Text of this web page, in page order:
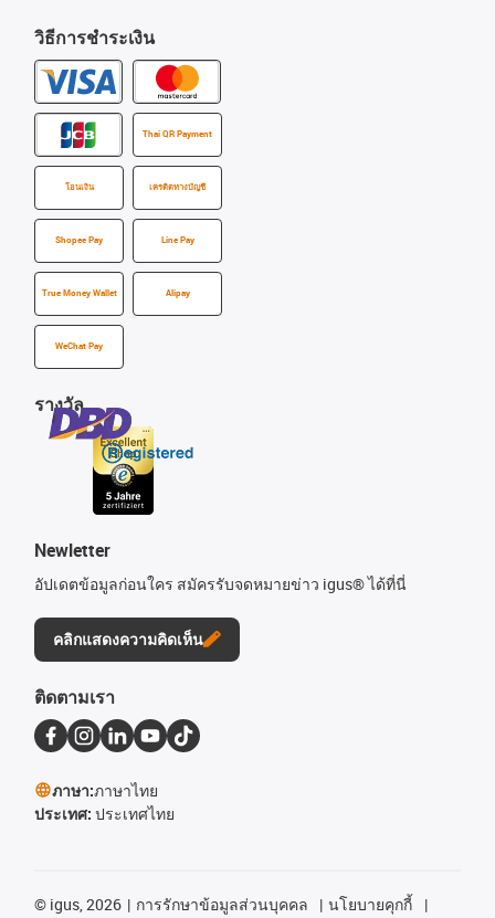
วิธีการชำระเงิน
Thai QR Payment
โอนเงิน เครดิตทางบัญชี
Shopee Pay Line Pay
True Money Wallet Alipay
WeChat Pay
รางวัล
Newletter
อัปเดตข้อมูลก่อนใคร สมัครรับจดหมายข่าว igus® ได้ที่นี่
คลิกแสดงความคิดเห็น
ติดตามเรา
ภาษา:ภาษาไทย
ประเทศ: ประเทศไทย
© igus, 2026 การรักษาข้อมูลส่วนบุคคล
นโยบายคุกกี้